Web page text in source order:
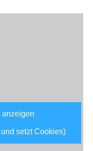
anzeigen
setzt Cookies)